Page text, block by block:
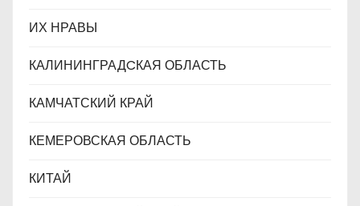
ИХ НРАВЫ
КАЛИНИНГРАДCКАЯ ОБЛАСТЬ
КАМЧАТСКИЙ КРАЙ
КЕМЕРОВСКАЯ ОБЛАСТЬ
КИТАЙ